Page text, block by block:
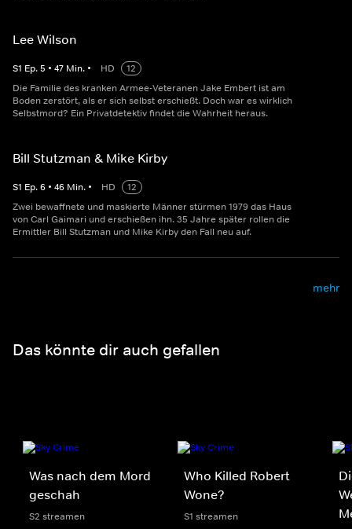
Lee Wilson
S1 Ep.5 • 47 Min. • HD
12
Die Familie des kranken Armee-Veteranen Jake Embert ist am
Boden zerstört, als er sich selbst erschießt. Doch war es wirklich
Selbstmord? Ein Privatdetektiv findet die Wahrheit heraus.
Bill Stutzman & Mike Kirby
S1 Ep.6 • 46 Min. • HD
12
Zwei bewaffnete und maskierte Männer stürmen 1979 das Haus
von Carl Gaimari und erschießen ihn. 35 Jahre später rollen die
Ermittler Bill Stutzman und Mike Kirby den Fall neu auf.
mehr
Das könnte dir auch gefallen
Was nach dem Mord
geschah
S2 streamen
Who Killed Robert
Wone?
S1 streamen